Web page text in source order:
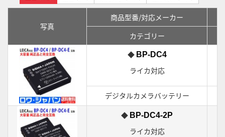
写真
商品型番/対応メーカー
カテゴリー
◆ BP-DC4
ライカ対応
デジタルカメラバッテリー
◆ BP-DC4-2P
ライカ対応